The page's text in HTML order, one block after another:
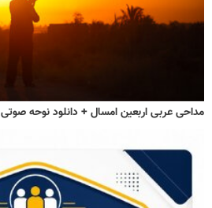
مداحی عربی اربعین امسال + دانلود نوحه صوتی ۱۴۰۵